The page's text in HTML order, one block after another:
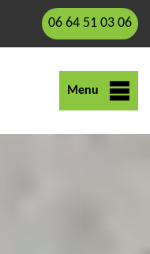
06 64 51 03 06
Menu